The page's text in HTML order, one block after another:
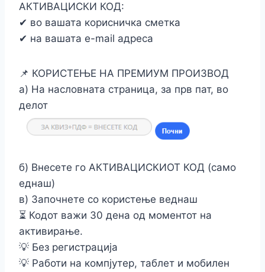
АКТИВАЦИСКИ КОД:
✔ во вашата корисничка сметка
✔ на вашата e-mail адреса
📌 КОРИСТЕЊЕ НА ПРЕМИУМ ПРОИЗВОД
а) На насловната страница, за прв пат, во
делот
б) Внесете го АКТИВАЦИСКИОТ КОД (само
еднаш)
в) Започнете со користење веднаш
⏳ Кодот важи 30 дена од моментот на
активирање.
💡 Без регистрација
💡 Работи на компјутер, таблет и мобилен